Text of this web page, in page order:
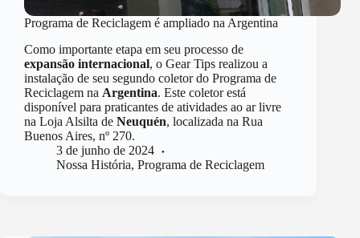
Programa de Reciclagem é ampliado na Argentina
Como importante etapa em seu processo de
expansão internacional, o Gear Tips realizou a
instalação de seu segundo coletor do Programa de
Reciclagem na Argentina. Este coletor está
disponível para praticantes de atividades ao ar livre
na Loja Alsilta de Neuquén, localizada na Rua
Buenos Aires, nº 270.
3 de junho de 2024
Nossa História, Programa de Reciclagem